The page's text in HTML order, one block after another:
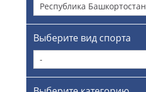
Республика Башкортостан
Выберите вид спорта
-